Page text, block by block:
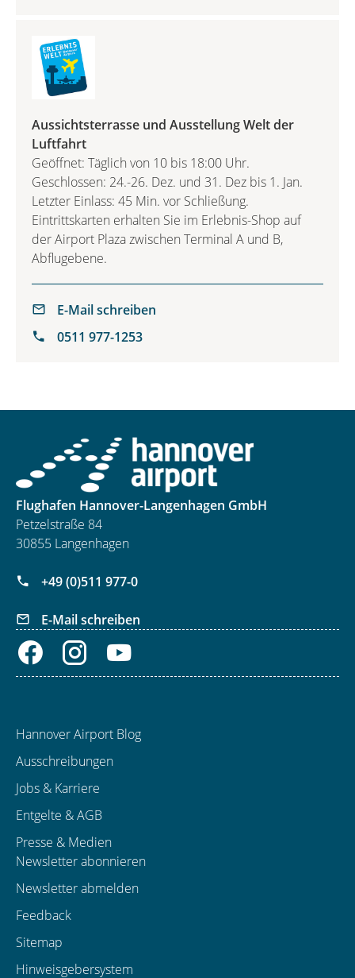
Aussichtsterrasse und Ausstellung Welt der
Luftfahrt
Geöffnet: Täglich von 10 bis 18:00 Uhr.
Geschlossen: 24.-26. Dez. und 31. Dez bis 1. Jan.
Letzter Einlass: 45 Min. vor Schließung.
Eintrittskarten erhalten Sie im Erlebnis-Shop auf
der Airport Plaza zwischen Terminal A und B,
Abflugebene.
E-Mail schreiben
0511 977-1253
Flughafen Hannover-Langenhagen GmbH
Petzelstraße 84
30855 Langenhagen
+49 (0)511 977-0
E-Mail schreiben
Hannover Airport Blog
Ausschreibungen
Jobs & Karriere
Entgelte & AGB
Presse & Medien
Newsletter abonnieren
Newsletter abmelden
Feedback
Sitemap
Hinweisgebersystem